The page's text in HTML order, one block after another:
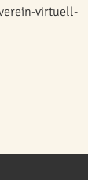
virtuell-